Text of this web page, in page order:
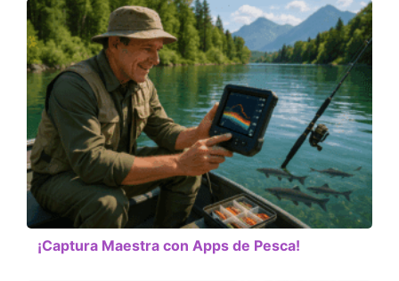
¡Captura Maestra con Apps de Pesca!